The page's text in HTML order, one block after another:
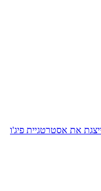
ומייצגת את אסטרטגיית פיג'ו